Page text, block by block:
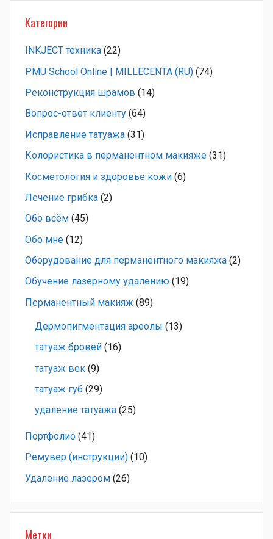
Категории
INKJECT техника (22)
PMU School Online | MILLECENTA (RU) (74)
Pеконструкция шрамов (14)
Вопрос-ответ клиенту (64)
Исправление татуажа (31)
Колористика в перманентном макияже (31)
Косметология и здоровье кожи (6)
Лечение грибка (2)
Обо всём (45)
Обо мне (12)
Оборудование для перманентного макияжа (2)
Обучение лазерному удалению (19)
Перманентный макияж (89)
Дермопигментация ареолы (13)
татуаж бровей (16)
татуаж век (9)
татуаж губ (29)
удаление татуажа (25)
Портфолио (41)
Ремувер (инструкции) (10)
Удаление лазером (26)
Метки